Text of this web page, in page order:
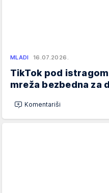
MLADI 16.07.2026.
TikTok pod
mreža bezbedna za
Komentariši